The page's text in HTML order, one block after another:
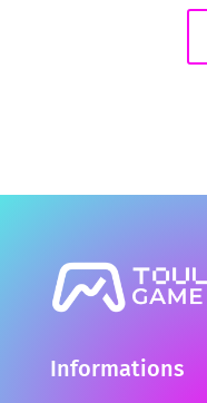
Informations